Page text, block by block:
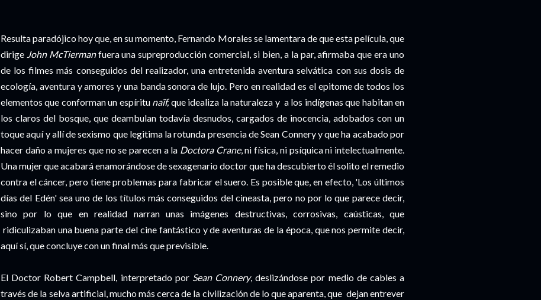
Resulta paradójico hoy que, en su momento, Fernando Morales se lamentara de que esta película, que
dirige John McTiermanfuera una supreproducción comercial, si bien, a la par, afirmaba que era uno
de los filmes más conseguidos del realizador, una entretenida aventura selvática con sus dosis de
ecología, aventura y amores y una banda sonora de lujo. Pero en realidad es el epitome de todos los
elementos que conforman un espíritu naïf,que idealiza la naturaleza y a los indígenas que habitan en
los claros del bosque, que deambulan todavía desnudos, cargados de inocencia, adobados con un
toque aquí y allí de sexismo que legitima la rotunda presencia de Sean Connery y que ha acabado por
hacer daño a mujeres que no se parecen a la Doctora Crane, ni física, ni psíquica ni intelectualmente.
Una mujer que acabará enamorándose de sexagenario doctor que ha descubierto él solito el remedio
contra el cáncer, pero tiene problemas para fabricar el suero. Es posible que, en efecto, 'Los últimos
días del Edén' sea uno de los títulos más conseguidos del cineasta, pero no por lo que parece decir,
sino por lo que en realidad narran unas imágenes destructivas, corrosivas, caústicas, que
ridiculizaban una buena parte del cine fantástico y de aventuras de la época, que nos permite decir,
aquí sí, que concluye con un final más que previsible.
El Doctor Robert Campbell, interpretado por Sean Connery, deslizándose por medio de cables a
través de la selva artificial, mucho más cerca de la civilización de lo que aparenta, que dejan entrever